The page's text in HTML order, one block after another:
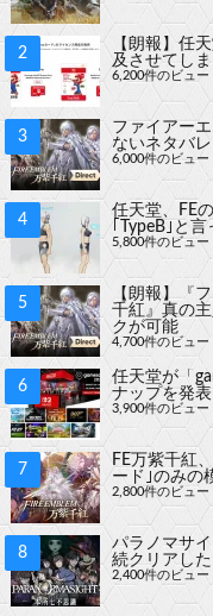
【朗報】任
及させてし
6,200件のビュー
ファイアー
ないネタバ
6,000件のビュー
任天堂、FE
｢TypeB｣と
5,800件のビュー
【朗報】『
千紅』真の
クが可能
4,700件のビュー
任天堂が「
ナップを発
3,900件のビュー
FE万紫千紅
ード｣のみの
2,800件のビュー
パラノマサ
続クリアした
2,400件のビュー